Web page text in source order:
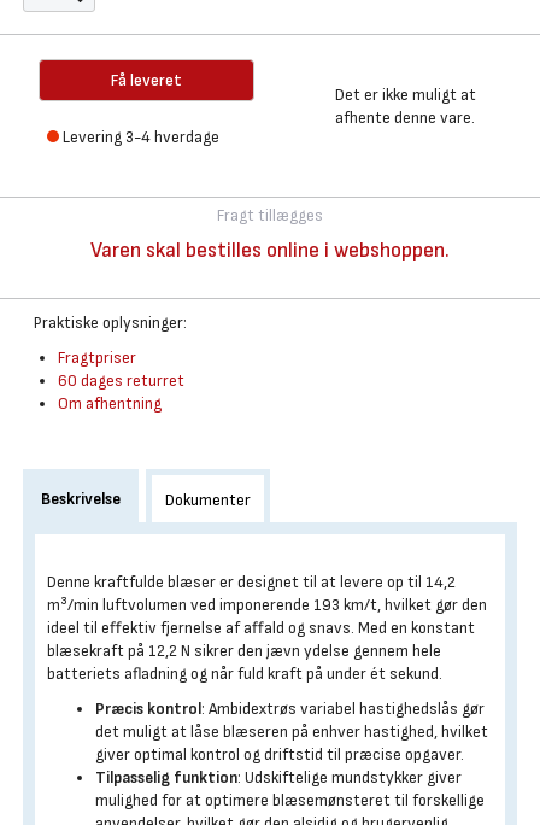
Få leveret
Levering 3-4 hverdage
Det er ikke muligt at
afhente denne vare.
Fragt tillægges
Varen skal bestilles online i webshoppen.
Praktiske oplysninger:
Fragtpriser
60 dages returret
Om afhentning
Beskrivelse Dokumenter
Denne kraftfulde blæser er designet til at levere op til 14,2
m³/min luftvolumen ved imponerende 193 km/t, hvilket gør den
ideel til effektiv fjernelse af affald og snavs. Med en konstant
blæsekraft på 12,2 N sikrer den jævn ydelse gennem hele
batteriets afladning og når fuld kraft på under ét sekund.
Præcis kontrol: Ambidextrøs variabel hastighedslås gør
det muligt at låse blæseren på enhver hastighed, hvilket
giver optimal kontrol og driftstid til præcise opgaver.
Tilpasselig funktion: Udskiftelige mundstykker giver
mulighed for at optimere blæsemønsteret til forskellige